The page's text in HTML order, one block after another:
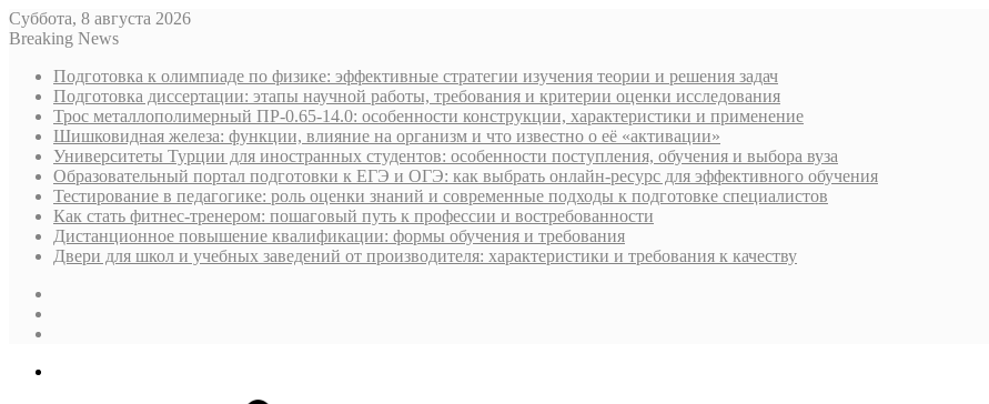
Суббота, 8 августа 2026
Breaking News
Подготовка к олимпиаде по физике: эффективные стратегии изучения теории и решения задач
Подготовка диссертации: этапы научной работы, требования и критерии оценки исследования
Трос металлополимерный ПР-0.65-14.0: особенности конструкции, характеристики и применение
Шишковидная железа: функции, влияние на организм и что известно о её «активации»
Университеты Турции для иностранных студентов: особенности поступления, обучения и выбора вуза
Образовательный портал подготовки к ЕГЭ и ОГЭ: как выбрать онлайн-ресурс для эффективного обучения
Тестирование в педагогике: роль оценки знаний и современные подходы к подготовке специалистов
Как стать фитнес-тренером: пошаговый путь к профессии и востребованности
Дистанционное повышение квалификации: формы обучения и требования
Двери для школ и учебных заведений от производителя: характеристики и требования к качеству